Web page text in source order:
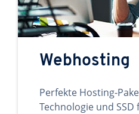
Webhosting
Perfekte Hosting-
Technologie und SSD